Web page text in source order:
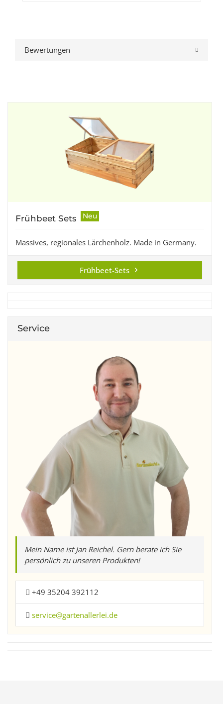
Bewertungen
Frühbeet Sets Neu
Massives, regionales Lärchenholz. Made in Germany.
Frühbeet-Sets
Service
Mein Name ist Jan Reichel. Gern berate ich Sie
persönlich zu unseren Produkten!
+49 35204 392112
service@gartenallerlei.de